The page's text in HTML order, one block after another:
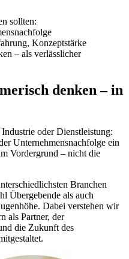
sollten:
Konzeptstärke
– als verlässlicher
denken – in
oder Dienstleistung:
Unternehmensnachfolge ein
Vordergrund – nicht die
Branchen
Übergebende als auch
Dabei verstehen wir
als Partner, der
die Zukunft des